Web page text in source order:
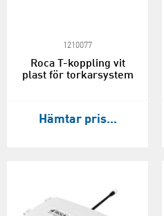
1210077
Roca T-koppling vit
plast för torkarsystem
Hämtar pris...